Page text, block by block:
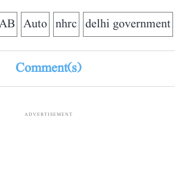
delhi government
nhrc
Auto
Comment(s)
ADVERTISEMENT